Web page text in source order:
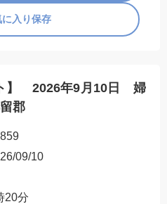
に入り保存
ト】 2026年9月10日 婦
郡
09/10
20分